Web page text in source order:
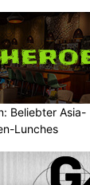
Beliebter Asia-
Lunches